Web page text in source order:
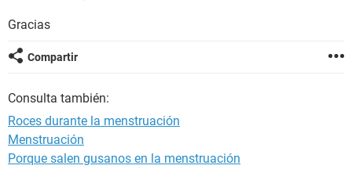
GLOSARIO
Gracias
Compartir
Consulta también:
Roces durante la menstruación
Menstruación
Porque salen gusanos en la menstruación